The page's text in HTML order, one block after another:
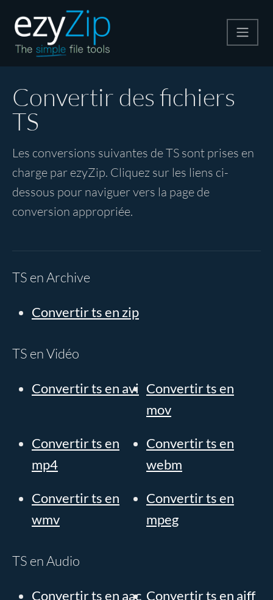
Décompresser
Convertir
Autres outils
Convertir des fichiers
TS
Les conversions suivantes de TS sont prises en
charge par ezyZip. Cliquez sur les liens ci-
dessous pour naviguer vers la page de
conversion appropriée.
TS en Archive
Convertir ts en zip
TS en Vidéo
Convertir ts en avi Convertir ts en
mov
Convertir ts en
mp4
Convertir ts en
webm
Convertir ts en
wmv
Convertir ts en
mpeg
TS en Audio
Convertir ts en aac Convertir ts en aiff